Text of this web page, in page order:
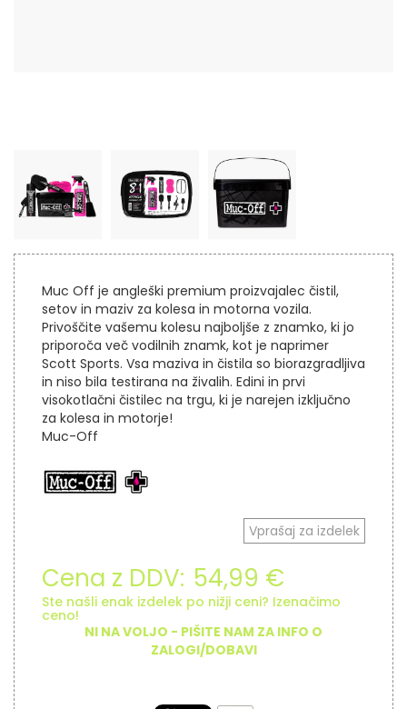
Muc Off je angleški premium proizvajalec čistil,
setov in maziv za kolesa in motorna vozila.
Privoščite vašemu kolesu najboljše z znamko, ki jo
priporoča več vodilnih znamk, kot je naprimer
Scott Sports. Vsa maziva in čistila so biorazgradljiva
in niso bila testirana na živalih. Edini in prvi
visokotlačni čistilec na trgu, ki je narejen izključno
za kolesa in motorje!
Muc-Off
Vprašaj za izdelek
Cena z DDV: 54,99 €
Ste našli enak izdelek po nižji ceni? Izenačimo
ceno!
NI NA VOLJO - PIŠITE NAM ZA INFO O
ZALOGI/DOBAVI